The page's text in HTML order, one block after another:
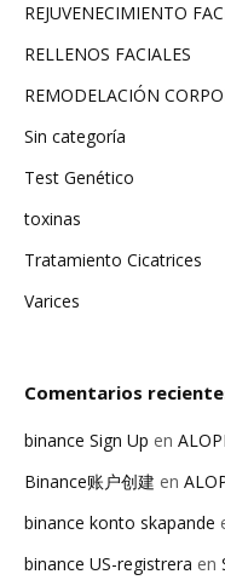
REJUVENECIMIENTO
RELLENOS FACIALES
REMODELACIÓN
Sin categoría
Test Genético
toxinas
Tratamiento Cicatrices
Varices
Comentarios
binance Sign Up en
Binance账户创建 en
binance konto skapande
binance US-registrera en